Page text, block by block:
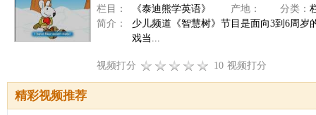
栏目：
《泰迪熊学英语》 产地： 分类：
简介：
少儿频道《智慧树》节目是面向3到6周
戏当...
视频打分 10 视频打分
精彩视频推荐